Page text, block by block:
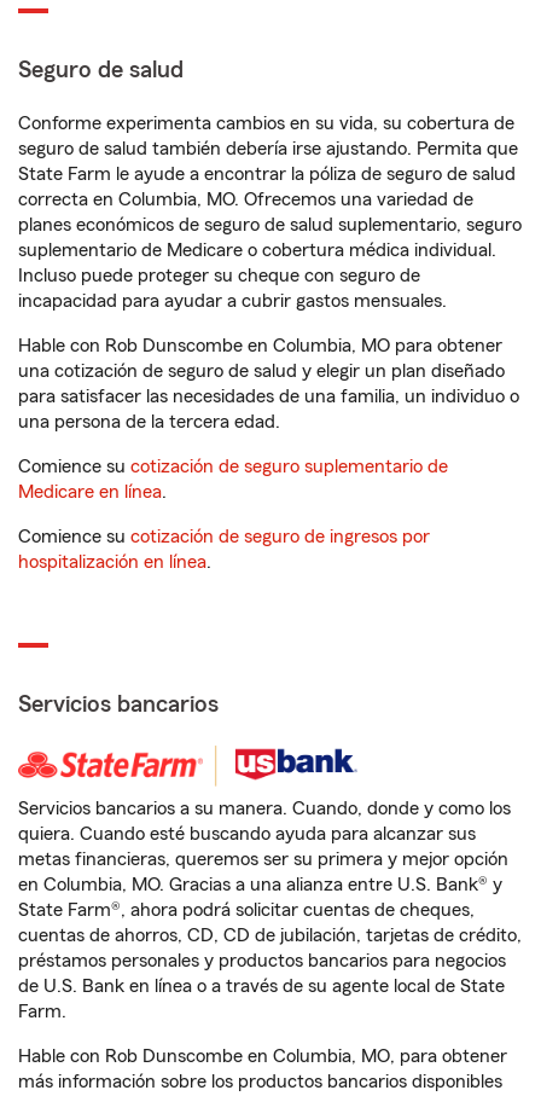
Seguro de salud
Conforme experimenta cambios en su vida, su cobertura de
seguro de salud también debería irse ajustando. Permita que
State Farm le ayude a encontrar la póliza de seguro de salud
correcta en Columbia, MO. Ofrecemos una variedad de
planes económicos de seguro de salud suplementario, seguro
suplementario de Medicare o cobertura médica individual.
Incluso puede proteger su cheque con seguro de
incapacidad para ayudar a cubrir gastos mensuales.
Hable con Rob Dunscombe en Columbia, MO para obtener
una cotización de seguro de salud y elegir un plan diseñado
para satisfacer las necesidades de una familia, un individuo o
una persona de la tercera edad.
Comience su cotización de seguro suplementario de
Medicare en línea.
Comience su cotización de seguro de ingresos por
hospitalización en línea.
Servicios bancarios
Servicios bancarios a su manera. Cuando, donde y como los
quiera. Cuando esté buscando ayuda para alcanzar sus
metas financieras, queremos ser su primera y mejor opción
en Columbia, MO. Gracias a una alianza entre U.S. Bank® y
State Farm®, ahora podrá solicitar cuentas de cheques,
cuentas de ahorros, CD, CD de jubilación, tarjetas de crédito,
préstamos personales y productos bancarios para negocios
de U.S. Bank en línea o a través de su agente local de State
Farm.
Hable con Rob Dunscombe en Columbia, MO, para obtener
más información sobre los productos bancarios disponibles